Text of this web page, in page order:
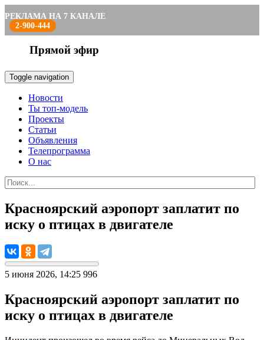
РЕКЛАМА НА 7 КАНАЛЕ
2-900-444
Прямой эфир
Toggle navigation
Новости
Ты топ-модель
Проекты
Статьи
Объявления
Телепрограмма
О нас
Красноярский аэропорт заплатит по
иску о птицах в двигателе
5 июня 2026, 14:25 996
Красноярский аэропорт заплатит по
иску о птицах в двигателе